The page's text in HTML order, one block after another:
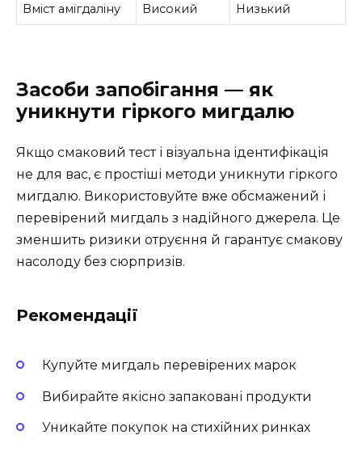
Вміст амігдаліну Високий Низький
Засоби запобігання — як
уникнути гіркого мигдалю
Якщо смаковий тест і візуальна ідентифікація
не для вас, є простіші методи уникнути гіркого
мигдалю. Використовуйте вже обсмажений і
перевірений мигдаль з надійного джерела. Це
зменшить ризики отруєння й гарантує смакову
насолоду без сюрпризів.
Рекомендації
Купуйте мигдаль перевірених марок
Вибирайте якісно запаковані продукти
Уникайте покупок на стихійних ринках